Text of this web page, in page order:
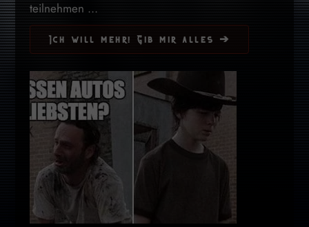
teilnehmen ...
Ich will mehr! Gib mir alles ➔